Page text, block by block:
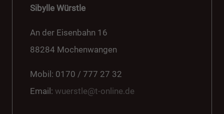
Sibylle Würstle
An der Eisenbahn 16
88284 Mochenwangen
Mobil: 0170 / 777 27 32
Email:wuerstle@t-online.de